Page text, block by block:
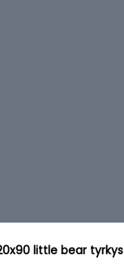
little bear tyrkys